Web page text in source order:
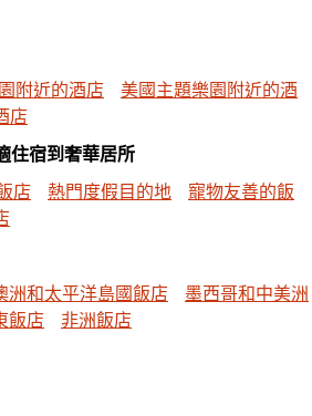
附近的酒店
美國主題樂園附近的酒
店
住宿到奢華居所
店 熱門度假目的地
寵物友善的飯
洲和太平洋島國飯店
墨西哥和中美洲
飯店 非洲飯店